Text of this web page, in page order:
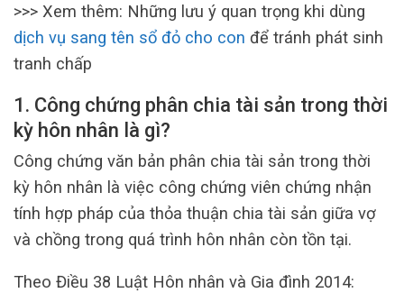
>>> Xem thêm: Những lưu ý quan trọng khi dùng
dịch vụ sang tên sổ đỏ cho con để tránh phát sinh
tranh chấp
1. Công chứng phân chia tài sản trong thời
kỳ hôn nhân là gì?
Công chứng văn bản phân chia tài sản trong thời
kỳ hôn nhân là việc công chứng viên chứng nhận
tính hợp pháp của thỏa thuận chia tài sản giữa vợ
và chồng trong quá trình hôn nhân còn tồn tại.
Theo Điều 38 Luật Hôn nhân và Gia đình 2014: